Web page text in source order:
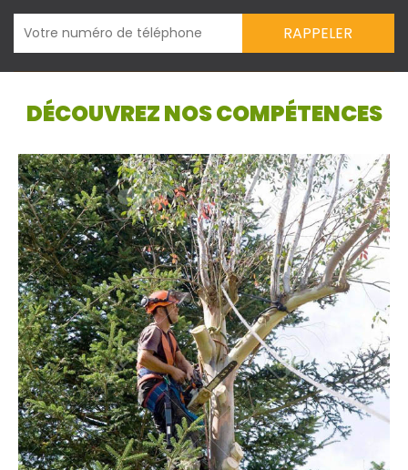
DÉCOUVREZ NOS COMPÉTENCES